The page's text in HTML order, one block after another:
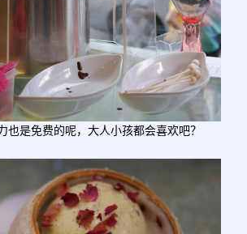
也是免费的呢，大人小孩都会喜欢吧？